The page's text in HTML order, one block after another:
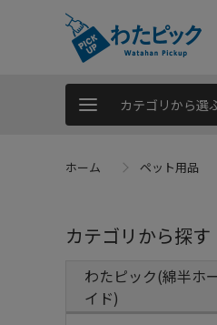
カテゴリから選
ホーム ペット用品
カテゴリから探す
わたピック(綿半ホ
イド)